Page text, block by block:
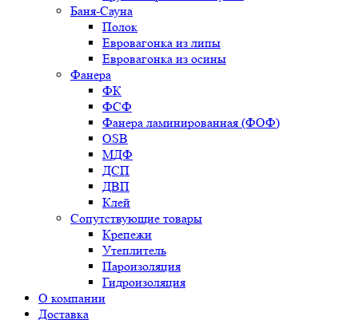
Баня-Сауна
Полок
Евровагонка из липы
Евровагонка из осины
Фанера
ФК
ФСФ
Фанера ламинированная (ФОФ)
OSB
МДФ
ДСП
ДВП
Клей
Сопутствующие товары
Крепежи
Утеплитель
Пароизоляция
Гидроизоляция
О компании
Доставка